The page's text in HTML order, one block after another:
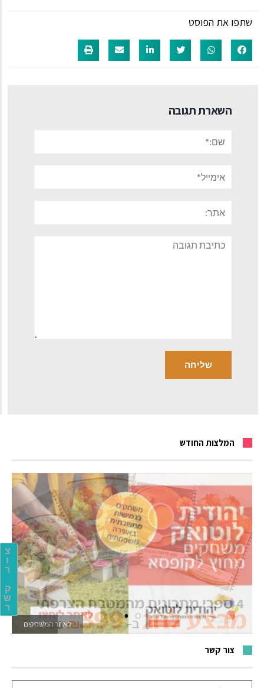
צ
ו
ר
ק
ש
ר
שתפו את הפוסט
השארת תגובה
תגובה
המלצות החודש
לאתר המשחקים
צור קשר